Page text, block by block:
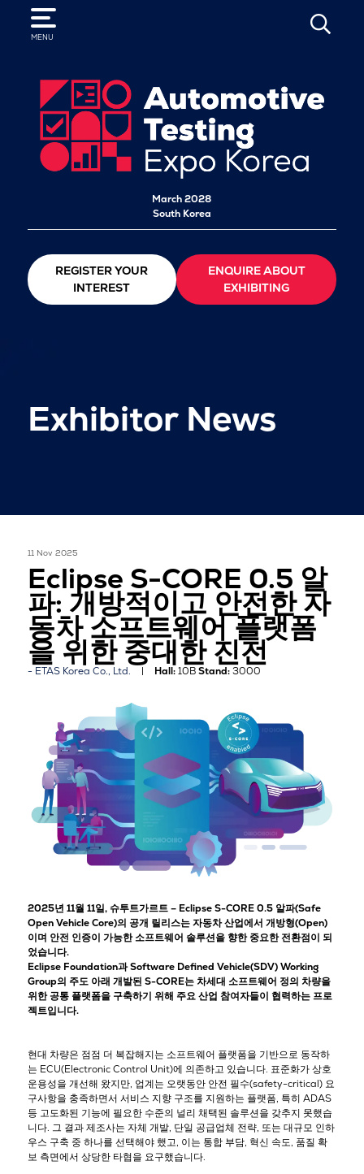
MENU
SEARCH
March 2028
South Korea
REGISTER YOUR
INTEREST
ENQUIRE ABOUT
EXHIBITING
Exhibitor News
11 Nov 2025
Eclipse S-CORE 0.5 알
파: 개방적이고 안전한 자
동차 소프트웨어 플랫폼
을 위한 중대한 진전
ETAS Korea Co., Ltd. Hall:10BStand:3000
2025년 11월 11일, 슈투트가르트– Eclipse S-CORE 0.5 알파(Safe
Open Vehicle Core)의 공개 릴리스는 자동차 산업에서 개방형(Open)
이며 안전 인증이 가능한 소프트웨어 솔루션을 향한 중요한 전환점이 되
었습니다.
Eclipse Foundation과 Software Defined Vehicle(SDV) Working
Group의 주도 아래 개발된 S-CORE는 차세대 소프트웨어 정의 차량을
위한 공통 플랫폼을 구축하기 위해 주요 산업 참여자들이 협력하는 프로
젝트입니다.
현대 차량은 점점 더 복잡해지는 소프트웨어 플랫폼을 기반으로 동작하
는 ECU(Electronic Control Unit)에 의존하고 있습니다. 표준화가 상호
운용성을 개선해 왔지만, 업계는 오랫동안 안전 필수(safety-critical) 요
구사항을 충족하면서 서비스 지향 구조를 지원하는 플랫폼, 특히 ADAS
등 고도화된 기능에 필요한 수준의 널리 채택된 솔루션을 갖추지 못했습
니다. 그 결과 제조사는 자체 개발, 단일 공급업체 전략, 또는 대규모 인하
우스 구축 중 하나를 선택해야 했고, 이는 통합 부담, 혁신 속도, 품질 확
보 측면에서 상당한 타협을 요구했습니다.